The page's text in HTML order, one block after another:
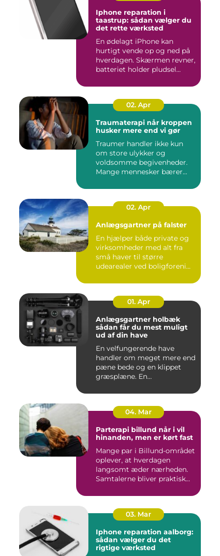
Iphone reparation i
taastrup: sådan vælger du
det rette værksted
En ødelagt iPhone kan
hurtigt vende op og ned på
hverdagen. Skærmen revner,
batteriet holder pludsel...
02. Apr
Traumaterapi når kroppen
husker mere end vi gør
Traumer handler ikke kun
om store ulykker og
voldsomme begivenheder.
Mange mennesker bærer
02. Apr
Anlægsgartner på falster
En hjælper både private og
virksomheder med alt fra
små haver til større
udearealer ved boligforeni...
01. Apr
Anlægsgartner holbæk
sådan får du mest muligt
ud af din have
En velfungerende have
handler om meget mere end
pæne bede og en klippet
græsplæne. En
04. Mar
Parterapi billund når i vil
hinanden, men er kørt fast
Mange par i Billund-området
oplever, at hverdagen
langsomt æder nærheden.
Samtalerne bliver praktisk...
03. Mar
Iphone reparation aalborg:
sådan vælger du det
rigtige værksted